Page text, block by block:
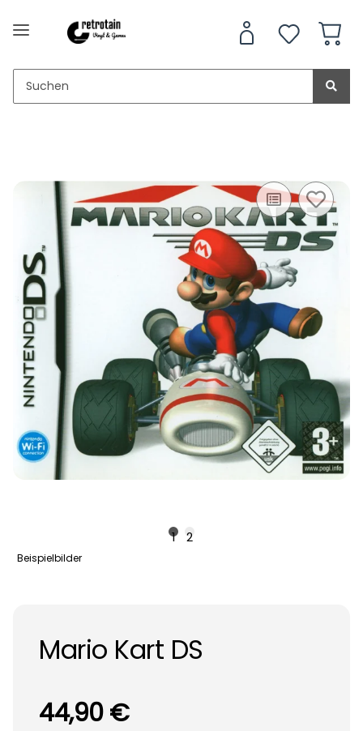
1 2
Beispielbilder
Mario Kart DS
44,90 €